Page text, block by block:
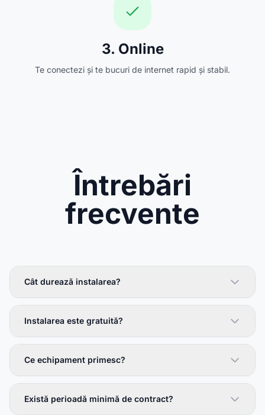
3. Online
Te conectezi și te bucuri de internet rapid și stabil.
Întrebări
frecvente
Cât durează instalarea?
Instalarea este gratuită?
Ce echipament primesc?
Există perioadă minimă de contract?